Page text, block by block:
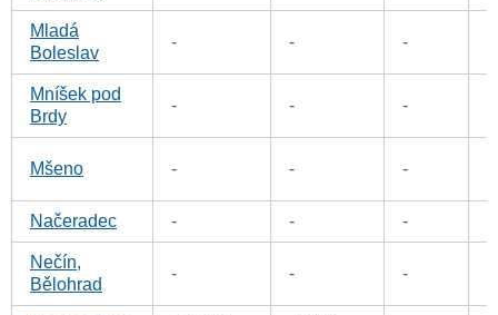
Mladá
Boleslav
- - -
Mníšek pod
Brdy
- - -
Mšeno - - -
Načeradec - - -
Nečín,
Bělohrad
- - -